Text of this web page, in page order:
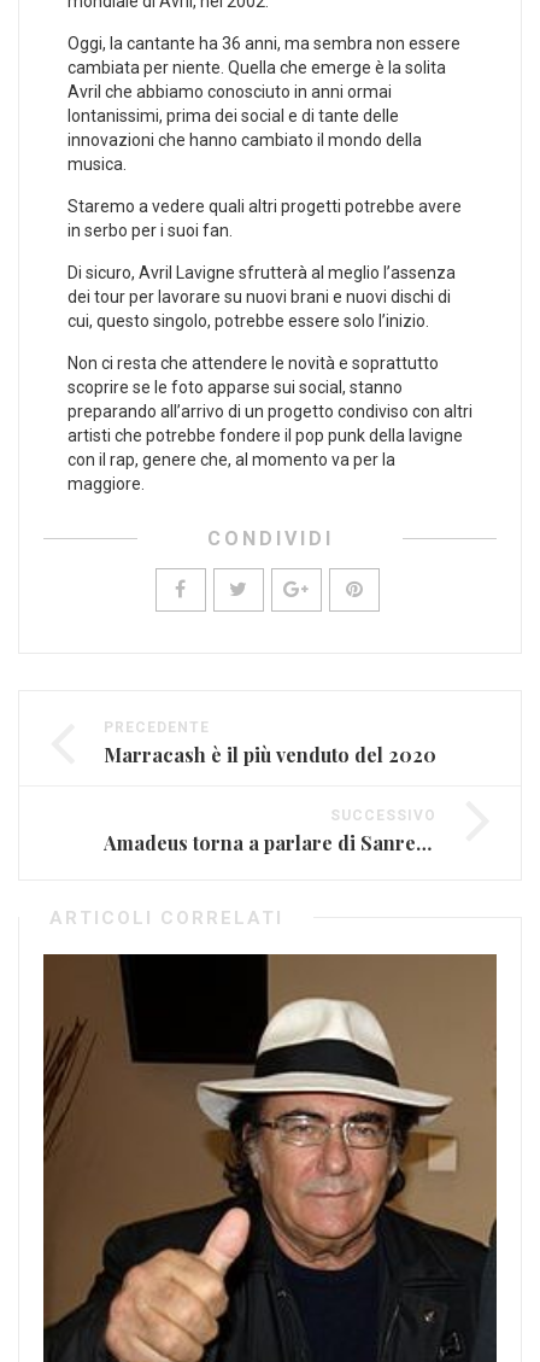
Oggi, la cantante ha 36 anni, ma sembra non essere
cambiata per niente. Quella che emerge è la solita
Avril che abbiamo conosciuto in anni ormai
lontanissimi, prima dei social e di tante delle
innovazioni che hanno cambiato il mondo della
musica.
Staremo a vedere quali altri progetti potrebbe avere
in serbo per i suoi fan.
Di sicuro, Avril Lavigne sfrutterà al meglio l’assenza
dei tour per lavorare su nuovi brani e nuovi dischi di
cui, questo singolo, potrebbe essere solo l’inizio.
Non ci resta che attendere le novità e soprattutto
scoprire se le foto apparse sui social, stanno
preparando all’arrivo di un progetto condiviso con altri
artisti che potrebbe fondere il pop punk della lavigne
con il rap, genere che, al momento va per la
maggiore.
CONDIVIDI
PRECEDENTE
Marracash è il più venduto del 2020
SUCCESSIVO
Amadeus torna a parlare di Sanremo con le sue anticipazioni
ARTICOLI CORRELATI